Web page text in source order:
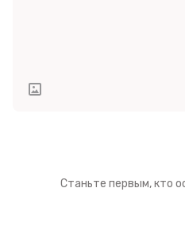
Станьте первым, кто